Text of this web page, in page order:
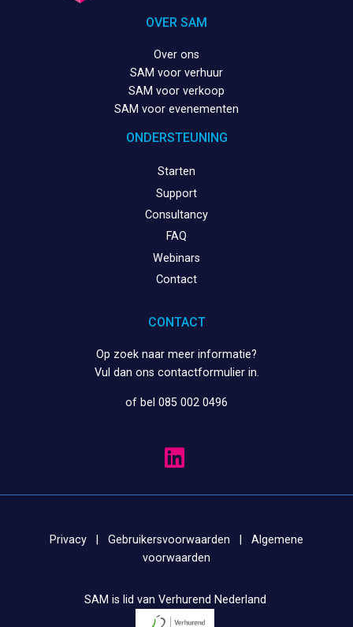
OVER SAM
Over ons
SAM voor verhuur
SAM voor verkoop
SAM voor evenementen
ONDERSTEUNING
Starten
Support
Consultancy
FAQ
Webinars
Contact
CONTACT
Op zoek naar meer informatie?
Vul dan ons contactformulierin.
of bel 085 002 0496
Privacy Gebruikersvoorwaarden
Algemene
voorwaarden
SAM is lid van Verhurend Nederland